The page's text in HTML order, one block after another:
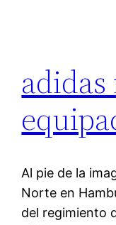
Al pie de la
Norte en
del regimiento